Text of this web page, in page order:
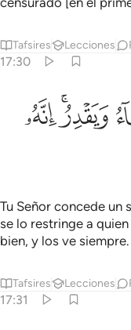
Tafsires Lecciones
17:30
خبيرا بصيرا ٣٠
بِعِبَادِهِۦ خَبِيرًۢا
ﱢﱣﱤ
Tu Señor concede un
se lo restringe a
bien, y los ve siempre.
Tafsires Lecciones
17:31